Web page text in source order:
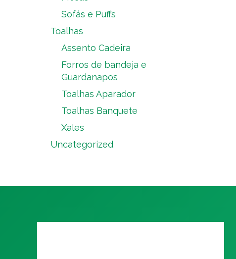
Sofás e Puffs
Toalhas
Assento Cadeira
Forros de bandeja e
Guardanapos
Toalhas Aparador
Toalhas Banquete
Xales
Uncategorized